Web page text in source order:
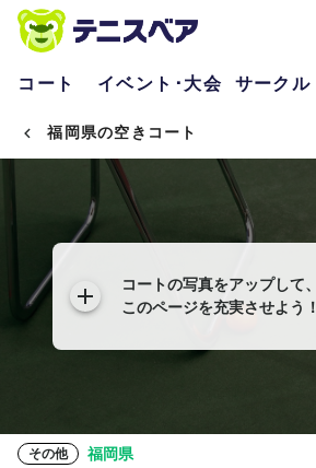
コート イベント･大会 サークル
福岡県の空きコート
コートの写真をアップして、
このページを充実させよう！
その他 福岡県